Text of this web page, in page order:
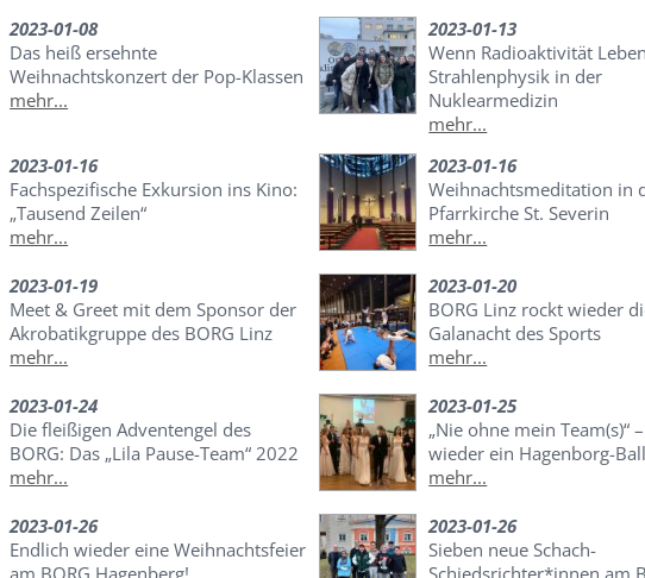
2023-01-08
Das heiß ersehnte
Weihnachtskonzert der Pop-Klassen
mehr...
2023-01-13
Wenn Radioaktivität
Strahlenphysik in der
Nuklearmedizin
mehr...
2023-01-16
Fachspezifische Exkursion ins Kino:
„Tausend Zeilen“
mehr...
2023-01-16
Weihnachtsmeditation in
Pfarrkirche St. Severin
mehr...
2023-01-19
Meet & Greet mit dem Sponsor der
Akrobatikgruppe des BORG Linz
mehr...
2023-01-20
BORG Linz rockt wieder
Galanacht des Sports
mehr...
2023-01-24
Die fleißigen Adventengel des
BORG: Das „Lila Pause-Team“ 2022
mehr...
2023-01-25
„Nie ohne mein Team(s)“
wieder ein Hagenborg-
mehr...
2023-01-26
Endlich wieder eine Weihnachtsfeier
am BORG Hagenberg!
2023-01-26
Sieben neue Schach-
Schiedsrichter*innen am